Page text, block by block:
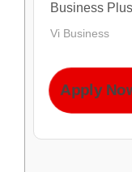
Business
Vi Business
Apply